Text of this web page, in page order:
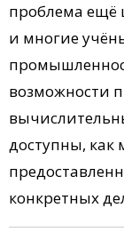
проблема ещё
и многие
возможности
доступны, как
конкретных